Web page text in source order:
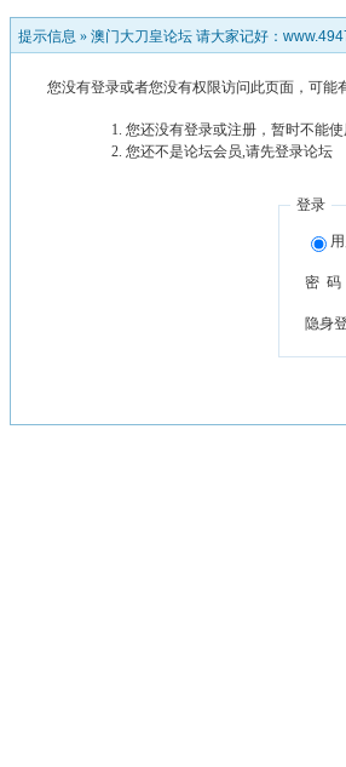
提示信息 » 澳门大刀皇论坛 请大家记好：
您没有登录或者您没有权限访问此页面，可能
您还没有登录或注册，暂时不能
您还不是论坛会员,请先登录论坛
登录
密 码
隐身